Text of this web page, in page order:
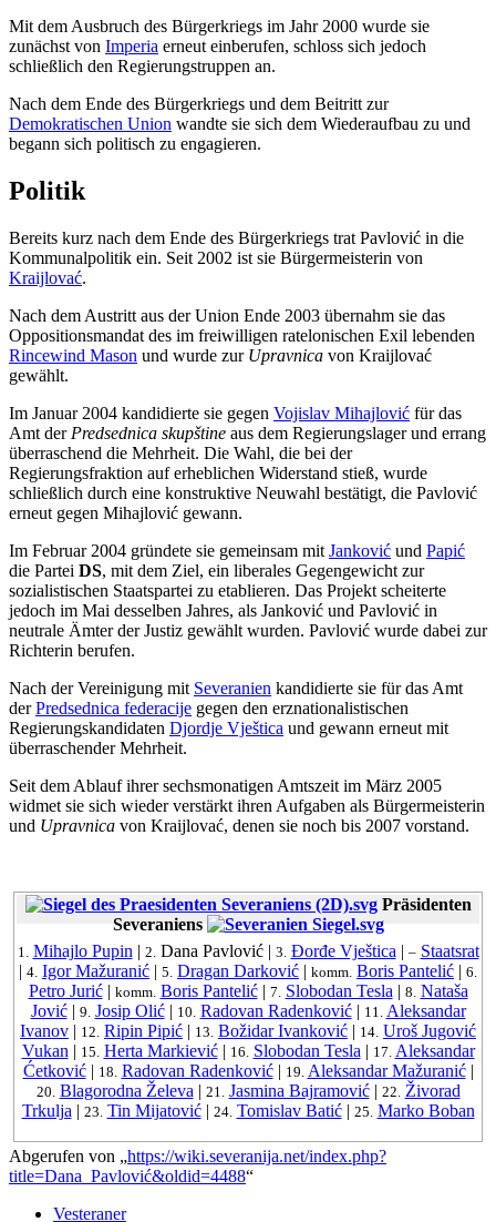
Mit dem Ausbruch des Bürgerkriegs im Jahr 2000 wurde sie
zunächst von Imperia erneut einberufen, schloss sich jedoch
schließlich den Regierungstruppen an.
Nach dem Ende des Bürgerkriegs und dem Beitritt zur
Demokratischen Union wandte sie sich dem Wiederaufbau zu und
begann sich politisch zu engagieren.
Politik
Bereits kurz nach dem Ende des Bürgerkriegs trat Pavlović in die
Kommunalpolitik ein. Seit 2002 ist sie Bürgermeisterin von
Kraijlovać.
Nach dem Austritt aus der Union Ende 2003 übernahm sie das
Oppositionsmandat des im freiwilligen ratelonischen Exil lebenden
Rincewind Mason und wurde zur Upravnica von Kraijlovać
gewählt.
Im Januar 2004 kandidierte sie gegen Vojislav Mihajlović für das
Amt der Predsednica skupštine aus dem Regierungslager und errang
überraschend die Mehrheit. Die Wahl, die bei der
Regierungsfraktion auf erheblichen Widerstand stieß, wurde
schließlich durch eine konstruktive Neuwahl bestätigt, die Pavlović
erneut gegen Mihajlović gewann.
Im Februar 2004 gründete sie gemeinsam mit Janković und Papić
die Partei DS, mit dem Ziel, ein liberales Gegengewicht zur
sozialistischen Staatspartei zu etablieren. Das Projekt scheiterte
jedoch im Mai desselben Jahres, als Janković und Pavlović in
neutrale Ämter der Justiz gewählt wurden. Pavlović wurde dabei zur
Richterin berufen.
Nach der Vereinigung mit Severanien kandidierte sie für das Amt
derPredsednica federacije gegen den erznationalistischen
Regierungskandidaten Djordje Vještica und gewann erneut mit
überraschender Mehrheit.
Seit dem Ablauf ihrer sechsmonatigen Amtszeit im März 2005
widmet sie sich wieder verstärkt ihren Aufgaben als Bürgermeisterin
und Upravnica von Kraijlovać, denen sie noch bis 2007 vorstand.
Präsidenten
Severaniens
1. Mihajlo Pupin | 2. Dana Pavlović| 3. Đorđe Vještica | – Staatsrat
| 4. Igor Mažuranić | 5. Dragan Darković | komm. Boris Pantelić | 6.
Petro Jurić| komm. Boris Pantelić| 7. Slobodan Tesla | 8. Nataša
Jović| 9. Josip Olić| 10. Radovan Radenković| 11.
Aleksandar
Ivanov | 12. Ripin Pipić | 13. Božidar Ivanković | 14. Uroš Jugović
Vukan | 15. Herta Markiević| 16. Slobodan Tesla | 17. Aleksandar
Ćetković| 18. Radovan Radenković| 19. Aleksandar Mažuranić|
20. Blagorodna Želeva | 21. Jasmina Bajramović| 22. Živorad
Trkulja | 23. Tin Mijatović| 24. Tomislav Batić| 25. Marko Boban
Abgerufen von „https://wiki.severanija.net/index.php?
title=Dana_Pavlović&oldid=4488“
Vesteraner